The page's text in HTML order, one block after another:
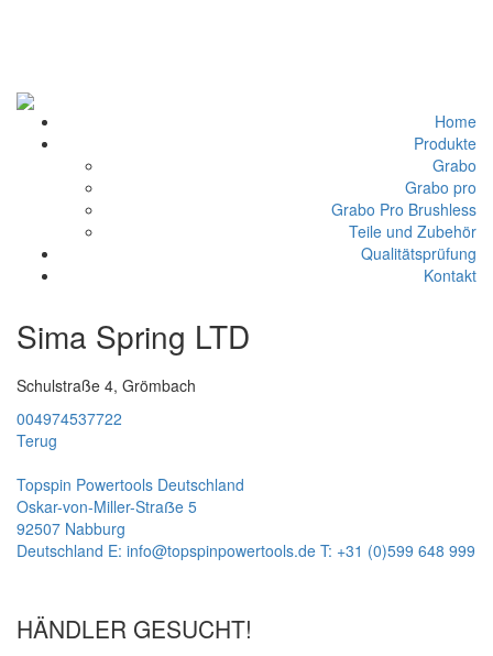
Home
Produkte
Grabo
Grabo pro
Grabo Pro Brushless
Teile und Zubehör
Qualitätsprüfung
Kontakt
Sima Spring LTD
Schulstraße 4, Grömbach
004974537722
Terug
Topspin Powertools Deutschland
Oskar-von-Miller-Straẞe 5
92507 Nabburg
Deutschland E: info@topspinpowertools.de T: +31 (0)599 648 999
HÄNDLER GESUCHT!